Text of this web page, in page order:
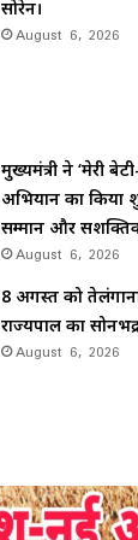
सोरेन।
August 6, 2026
मुख्यमंत्री ने ‘मेरी
अभियान का किया
सम्मान और
August 6, 2026
8 अगस्त को
राज्यपाल का
August 6, 2026